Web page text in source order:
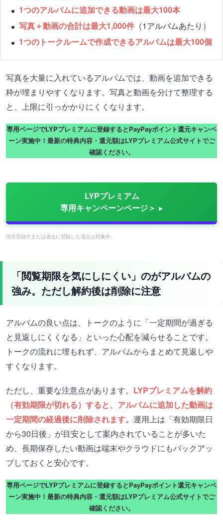
1つのアルバムに追加できる動画は最大100本
写真＋動画の合計は最大1,000件 （1アルバムあたり）
1つのトークルームで作成できるアルバムは最大100個
写真を大量に入れているアルバムでは、動画を追加できる
枠が埋まりやすくなります。写真と動画を分けて整理する
と、上限に引っかかりにくくなります。
専用ページでLYPプレミアムに登録するとPayPayポイント還元キャンペ
ーン実施中！最新の特典内容・還元額はLYPプレミアム公式サイトでご
確認ください。
LYPプレミアム
専用キャンペーンページ＞
現在登録中または過去に登録した場合は対象外。
「閲覧期限を気にしにくい」のがアルバムの
強み。ただし解約後は削除に注意
アルバムの良い点は、トークのように「一定期間が過ぎる
と見返しにくくなる」といった心配を減らせることです。
トークの流れに埋もれず、アルバムからまとめて見返しや
すくなります。
ただし、重要な注意点があります。 LYPプレミアムを解約
（有効期限が切れる）すると、アルバムに追加した動画は
一定期間の経過後に削除されます。 運用上は「有効期限日
から30日後」が目安として案内されていることが多いた
め、長期保存したい動画は端末やクラウドにもバックアッ
プしておくと安心です。
専用ページでLYPプレミアムに登録するとPayPayポイント還元キャンペ
ーン実施中！最新の特典内容・還元額はLYPプレミアム公式サイトでご
確認ください。